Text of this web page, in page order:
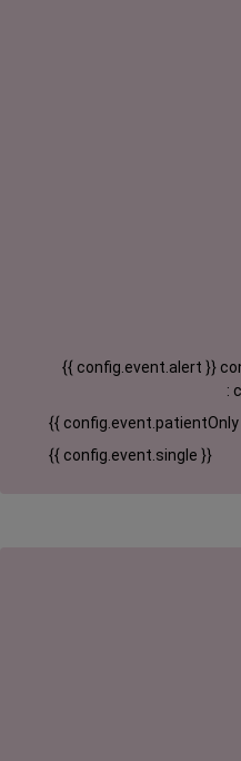
{{ config.event.alert }}
:
{{ config.event.patientOnly
{{ config.event.single }}